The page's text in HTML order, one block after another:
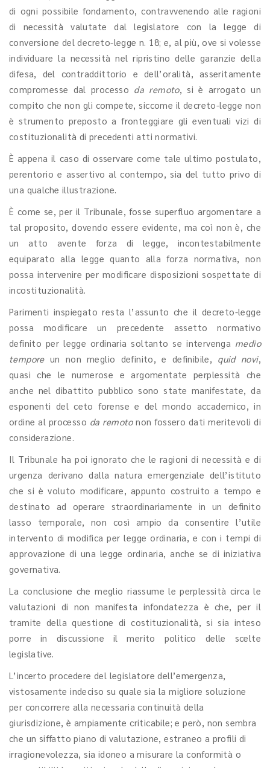
di ogni possibile fondamento, contravvenendo alle ragioni
di necessità valutate dal legislatore con la legge di
conversione del decreto-legge n. 18; e, al più, ove si volesse
individuare la necessità nel ripristino delle garanzie della
difesa, del contraddittorio e dell’oralità, asseritamente
compromesse dal processo da remoto, si è arrogato un
compito che non gli compete, siccome il decreto-legge non
è strumento preposto a fronteggiare gli eventuali vizi di
costituzionalità di precedenti atti normativi.
È appena il caso di osservare come tale ultimo postulato,
perentorio e assertivo al contempo, sia del tutto privo di
una qualche illustrazione.
È come se, per il Tribunale, fosse superfluo argomentare a
tal proposito, dovendo essere evidente, ma coì non è, che
un atto avente forza di legge, incontestabilmente
equiparato alla legge quanto alla forza normativa, non
possa intervenire per modificare disposizioni sospettate di
incostituzionalità.
Parimenti inspiegato resta l’assunto che il decreto-legge
possa modificare un precedente assetto normativo
definito per legge ordinaria soltanto se intervenga medio
temporeun non meglio definito, e definibile, quid novi,
quasi che le numerose e argomentate perplessità che
anche nel dibattito pubblico sono state manifestate, da
esponenti del ceto forense e del mondo accademico, in
ordine al processo da remotonon fossero dati meritevoli di
considerazione.
Il Tribunale ha poi ignorato che le ragioni di necessità e di
urgenza derivano dalla natura emergenziale dell’istituto
che si è voluto modificare, appunto costruito a tempo e
destinato ad operare straordinariamente in un definito
lasso temporale, non così ampio da consentire l’utile
intervento di modifica per legge ordinaria, e con i tempi di
approvazione di una legge ordinaria, anche se di iniziativa
governativa.
La conclusione che meglio riassume le perplessità circa le
valutazioni di non manifesta infondatezza è che, per il
tramite della questione di costituzionalità, si sia inteso
porre in discussione il merito politico delle scelte
legislative.
L’incerto procedere del legislatore dell’emergenza,
vistosamente indeciso su quale sia la migliore soluzione
per concorrere alla necessaria continuità della
giurisdizione, è ampiamente criticabile; e però, non sembra
che un siffatto piano di valutazione, estraneo a profili di
irragionevolezza, sia idoneo a misurare la conformità o